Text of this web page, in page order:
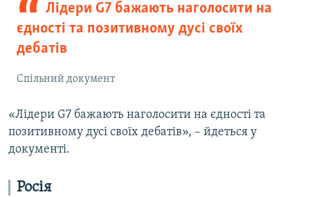
Лідери G7 бажають наголосити на
єдності та позитивному дусі своїх
дебатів
Спільний документ
«Лідери G7 бажають наголосити на єдності та
позитивному дусі своїх дебатів», – йдеться у
документі.
Росія